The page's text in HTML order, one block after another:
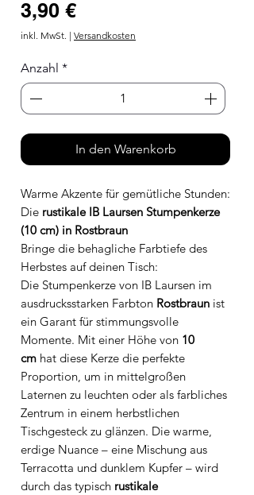
3,90 €Preis
inkl. MwSt. | Versandkosten
Anzahl *
In den Warenkorb
Warme Akzente für gemütliche Stunden:
Die rustikale IB Laursen Stumpenkerze
(10 cm) in Rostbraun
Bringe die behagliche Farbtiefe des
Herbstes auf deinen Tisch:
Die Stumpenkerze von IB Laursen im
ausdrucksstarken Farbton Rostbraun ist
ein Garant für stimmungsvolle
Momente. Mit einer Höhe von 10
cm hat diese Kerze die perfekte
Proportion, um in mittelgroßen
Laternen zu leuchten oder als farbliches
Zentrum in einem herbstlichen
Tischgesteck zu glänzen. Die warme,
erdige Nuance – eine Mischung aus
Terracotta und dunklem Kupfer – wird
durch das typisch rustikale